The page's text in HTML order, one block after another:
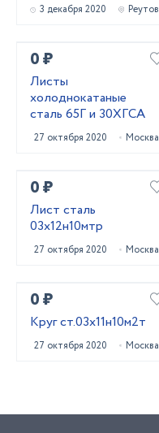
3 декабря 2020 Реутов
0 ₽
Листы
холоднокатаные
сталь 65Г и 30ХГСА
27 октября 2020 Москва
0 ₽
Лист сталь
03х12н10мтр
27 октября 2020 Москва
0 ₽
Круг ст.03х11н10м2т
27 октября 2020 Москва